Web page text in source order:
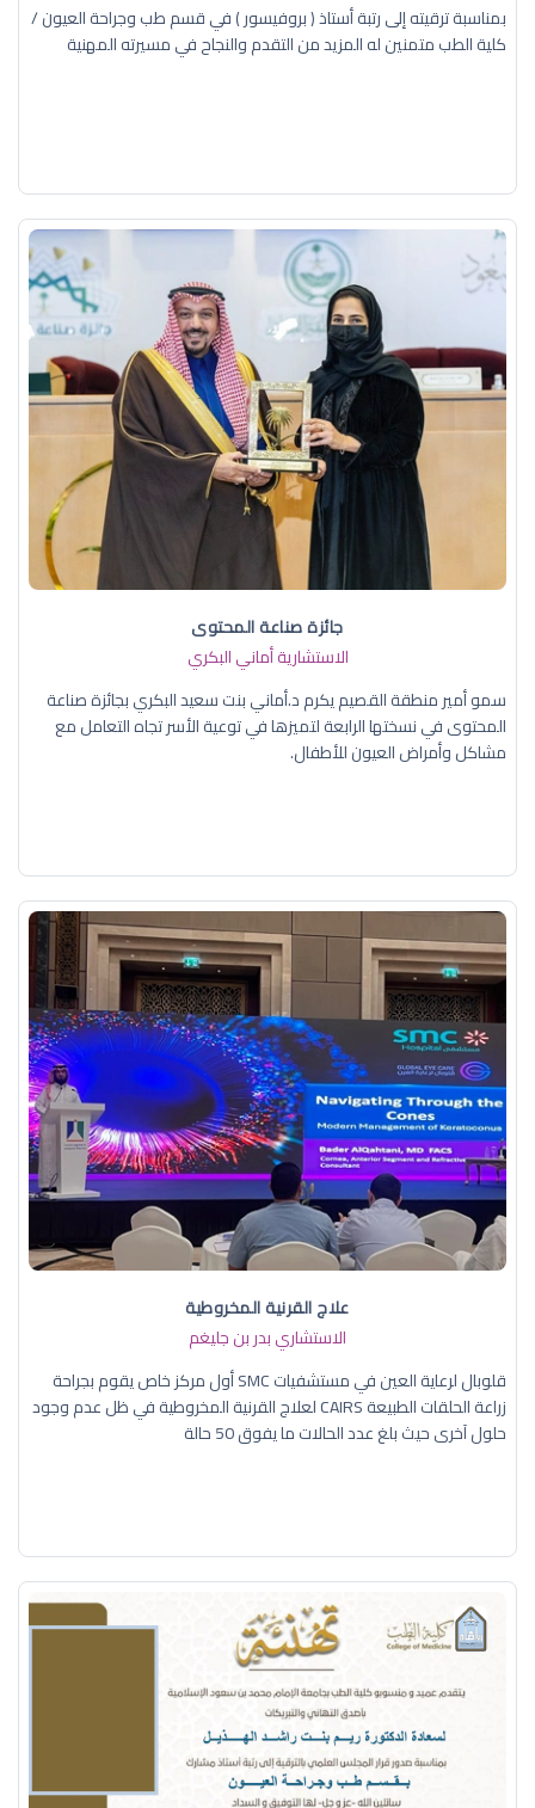
بمناسبة ترقيته إلى رتبة أستاذ ( بروفيسور ) في قسم طب وجراحة العيون /
كلية الطب متمنين له المزيد من التقدم والنجاح في مسيرته المهنية
جائزة صناعة المحتوى
الاستشارية أماني البكري
سمو أمير منطقة القصيم يكرم د.أماني بنت سعيد البكري بجائزة صناعة
المحتوى في نسختها الرابعة لتميزها في توعية الأسر تجاه التعامل مع
مشاكل وأمراض العيون للأطفال.
علاج القرنية المخروطية
الاستشاري بدر بن جليغم
قلوبال لرعاية العين في مستشفيات SMC أول مركز خاص يقوم بجراحة
زراعة الحلقات الطبيعة CAIRS لعلاج القرنية المخروطية في ظل عدم وجود
حلول آخرى حيث بلغ عدد الحالات ما يفوق 50 حالة